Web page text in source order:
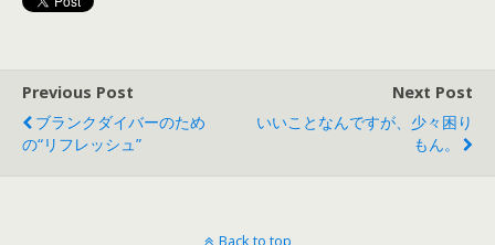
Previous Post
ブランクダイバーのため
の“リフレッシュ”
Next Post
いいことなんですが、少々困り
もん。
Back to top